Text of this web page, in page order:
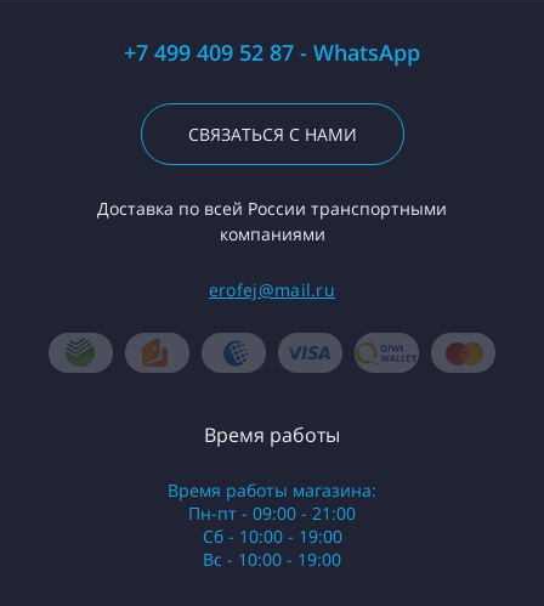
+7 499 409 52 87 - WhatsApp
СВЯЗАТЬСЯ С НАМИ
Доставка по всей России транспортными
компаниями
erofej@mail.ru
Время работы
Время работы магазина:
Пн-пт - 09:00 - 21:00
Сб - 10:00 - 19:00
Вс - 10:00 - 19:00